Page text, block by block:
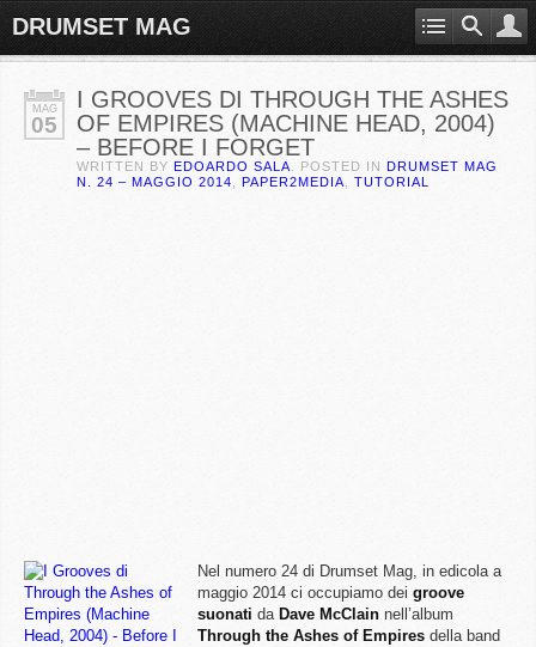
DRUMSET MAG
MAG
05
I GROOVES DI THROUGH THE ASHES
OF EMPIRES (MACHINE HEAD, 2004)
– BEFORE I FORGET
WRITTEN BY EDOARDO SALA . POSTED IN DRUMSET MAG
N. 24 – MAGGIO 2014
PAPER2MEDIA TUTORIAL
Nel numero 24 di Drumset Mag, in edicola a
maggio 2014 ci occupiamo dei groove
suonati da Dave McClain nell’album
Through the Ashes of Empires della band